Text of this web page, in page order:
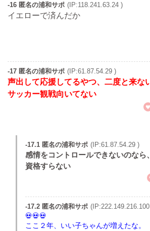
-16 匿名の浦和サポ (IP:118.241.63.24 )
イエローで済んだか
-17 匿名の浦和サポ (IP:61.87.54.29 )
声出して応援してるやつ、二度と来な
サッカー観戦向いてない
-17.1 匿名の浦和サポ (IP:61.87.54.29 )
感情をコントロールできないのなら
資格すらない
-17.2 匿名の浦和サポ
ここ２年、いい子ちゃんが増えたな。